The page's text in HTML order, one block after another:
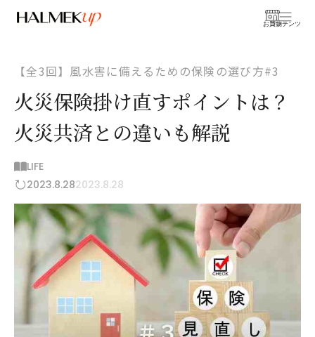
お買物
コンテンツ
【全3回】風水害に備えるための保険の選び方#3
火災保険掛け直すポイントは？
火災共済との違いも解説
LIFE
2023.8.282023.8.28